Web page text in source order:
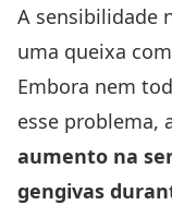
A sensibilidade
uma queixa
Embora nem
esse problema,
aumento na
gengivas